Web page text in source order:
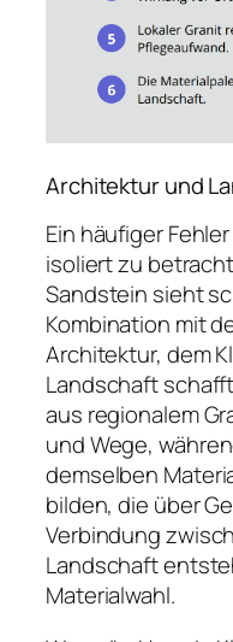
Architektur und
Ein häufiger
isoliert zu
Sandstein sieht
Kombination mit
Architektur, dem
Landschaft
aus regionalem
und Wege,
demselben
bilden, die über
Verbindung
Landschaft
Materialwahl.